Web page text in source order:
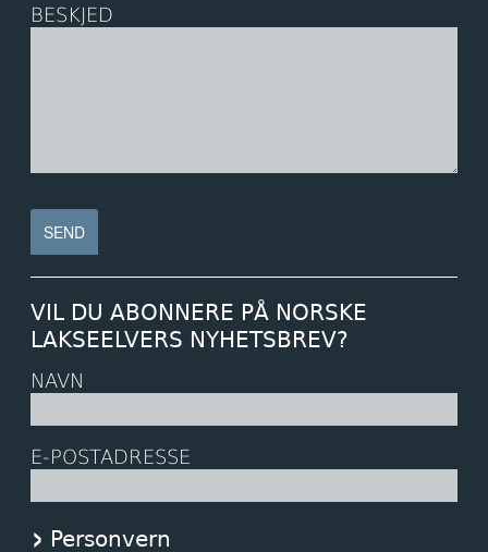
BESKJED
VIL DU ABONNERE PÅ NORSKE
LAKSEELVERS NYHETSBREV?
NAVN
E-POSTADRESSE
Personvern